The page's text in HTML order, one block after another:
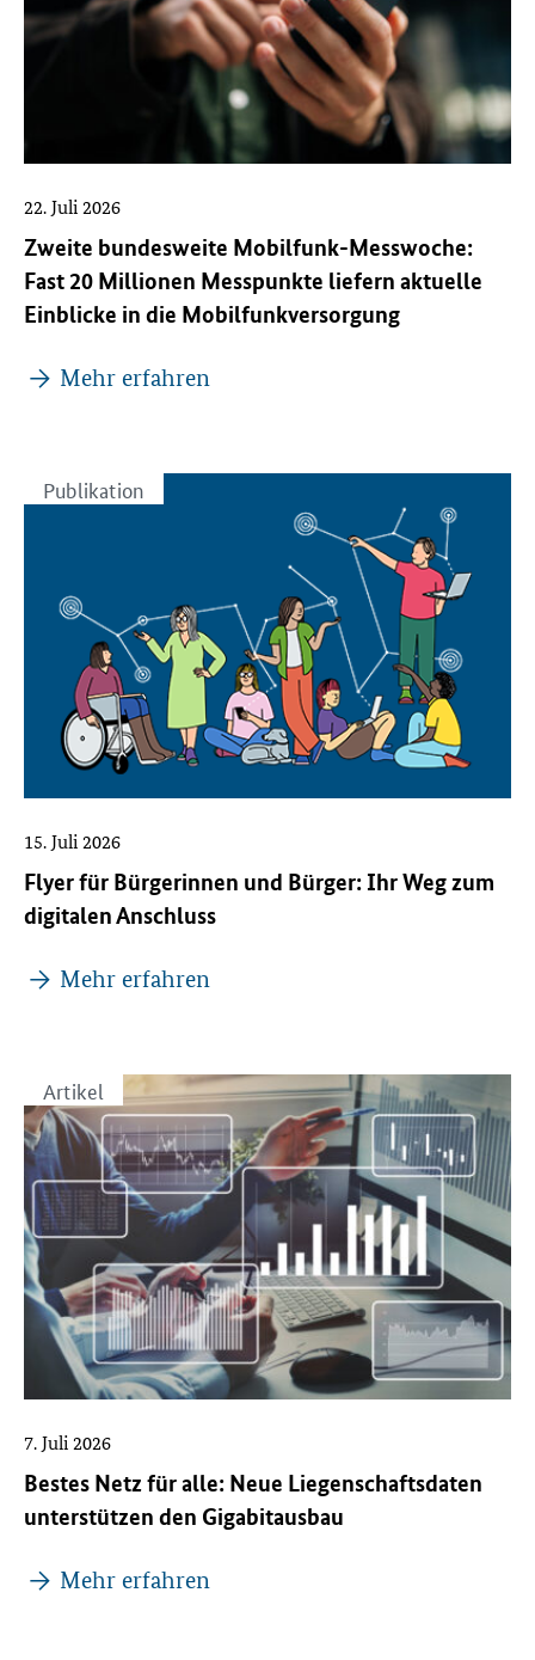
Zweite bundesweite Mobilfunk-Messwoche:
Fast 20 Millionen Messpunkte liefern aktuelle
Einblicke in die Mobilfunkversorgung
22. Juli 2026
Mehr erfahren
Publikation
Flyer für Bürgerinnen und Bürger: Ihr Weg zum
digitalen Anschluss
15. Juli 2026
Mehr erfahren
Artikel
Bestes Netz für alle: Neue Liegenschaftsdaten
unterstützen den Gigabitausbau
7. Juli 2026
Mehr erfahren